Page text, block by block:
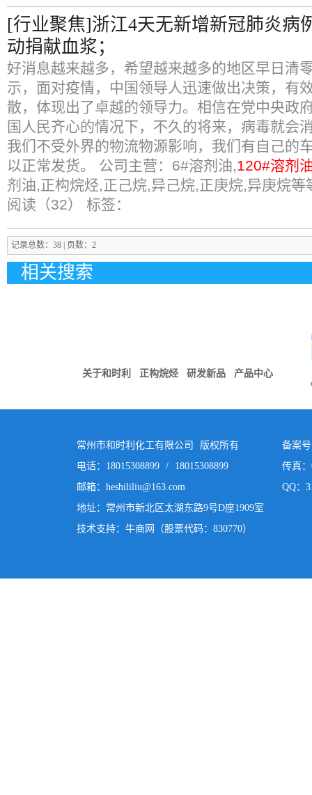
[行业聚焦]浙江4天无新增新冠肺炎病
动捐献血浆；
好消息越来越多，希望越来越多的地区早日清
示，面对疫情，中国领导人迅速做出决策，有
散，体现出了卓越的领导力。相信在党中央政
国人民齐心的情况下，不久的将来，病毒就会
我们不受外界的物流物源影响，我们有自己的
以正常发货。 公司主营：6#溶剂油,120#溶剂
剂油,正构烷烃,正己烷,异己烷,正庚烷,异庚烷等
阅读（32） 标签：
记录总数：38 | 页数：2
相关搜索
关于和时利 正构烷烃 研发新品 产品中心
常州市和时利化工有限公司 版权所有
电话：18015308899 / 18015308899
邮箱： heshililiu@163.com
地址：常州市新北区太湖东路9号D座1909室
技术支持：牛商网（股票代码：830770）
备案
传真：
QQ：